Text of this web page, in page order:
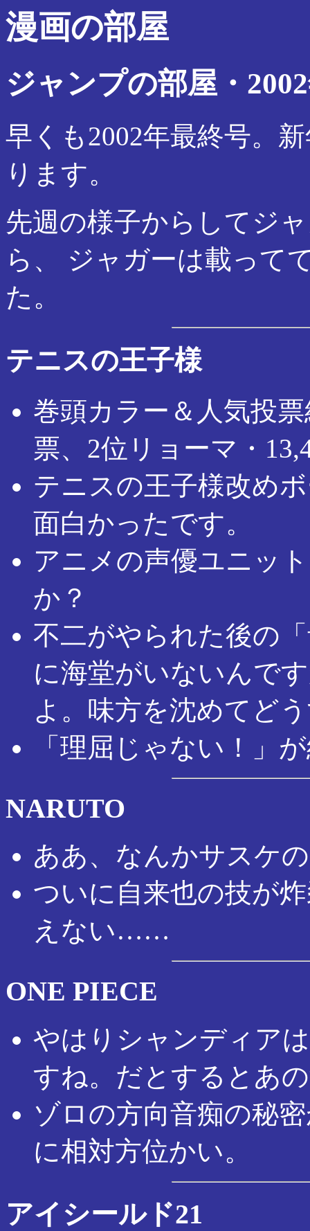
漫画の部屋
ジャンプの部屋・
早くも2002年最終号。
ります。
先週の様子からしてジ
ら、 ジャガーは載って
た。
テニスの王子様
巻頭カラー＆人気投
票、2位リョーマ・
テニスの王子様改め
面白かったです。
アニメの声優ユニッ
か？
不二がやられた後の
に海堂がいないんで
よ。味方を沈めてど
「理屈じゃない！」
NARUTO
ああ、なんかサスケ
ついに自来也の技が
えない……
ONE PIECE
やはりシャンディア
すね。だとするとあ
ゾロの方向音痴の秘
に相対方位かい。
アイシールド21